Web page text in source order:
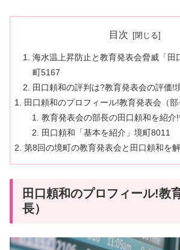
目次
海水温上昇防止と教育発表会脅威「田
町5167
田口頼和の評判は?教育発表会の評価!
田口頼和のプロフィール!教育発表会（部
教育発表会の部長の田口頼和を紹介
田口頼和「基本を紹介」境町8011
第8回の境町の教育発表会と田口頼和を
田口頼和のプロフィール!教
長）